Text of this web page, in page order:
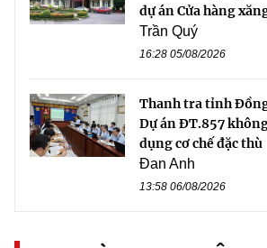
dự án Cửa hàng
Trần Quý
16:28 05/08/2026
Thanh tra tỉnh
Dự án ĐT.857
dụng cơ chế đặc thù
Đan Anh
13:58 06/08/2026